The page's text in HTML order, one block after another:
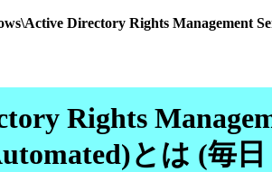
Directory Rights Management
Rights
とは (毎